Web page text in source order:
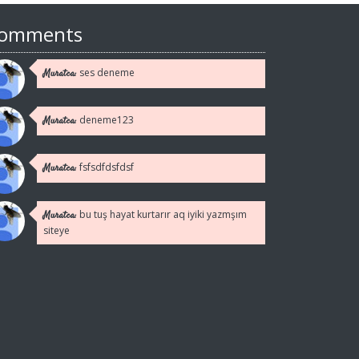
Muratca: ses deneme
Muratca: deneme123
Muratca:fsfsdfdsfdsf
Muratca: bu tuş hayat kurtarır aq iyiki yazmşım
siteye